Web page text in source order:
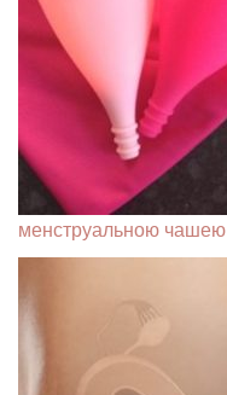
менструальною чашею